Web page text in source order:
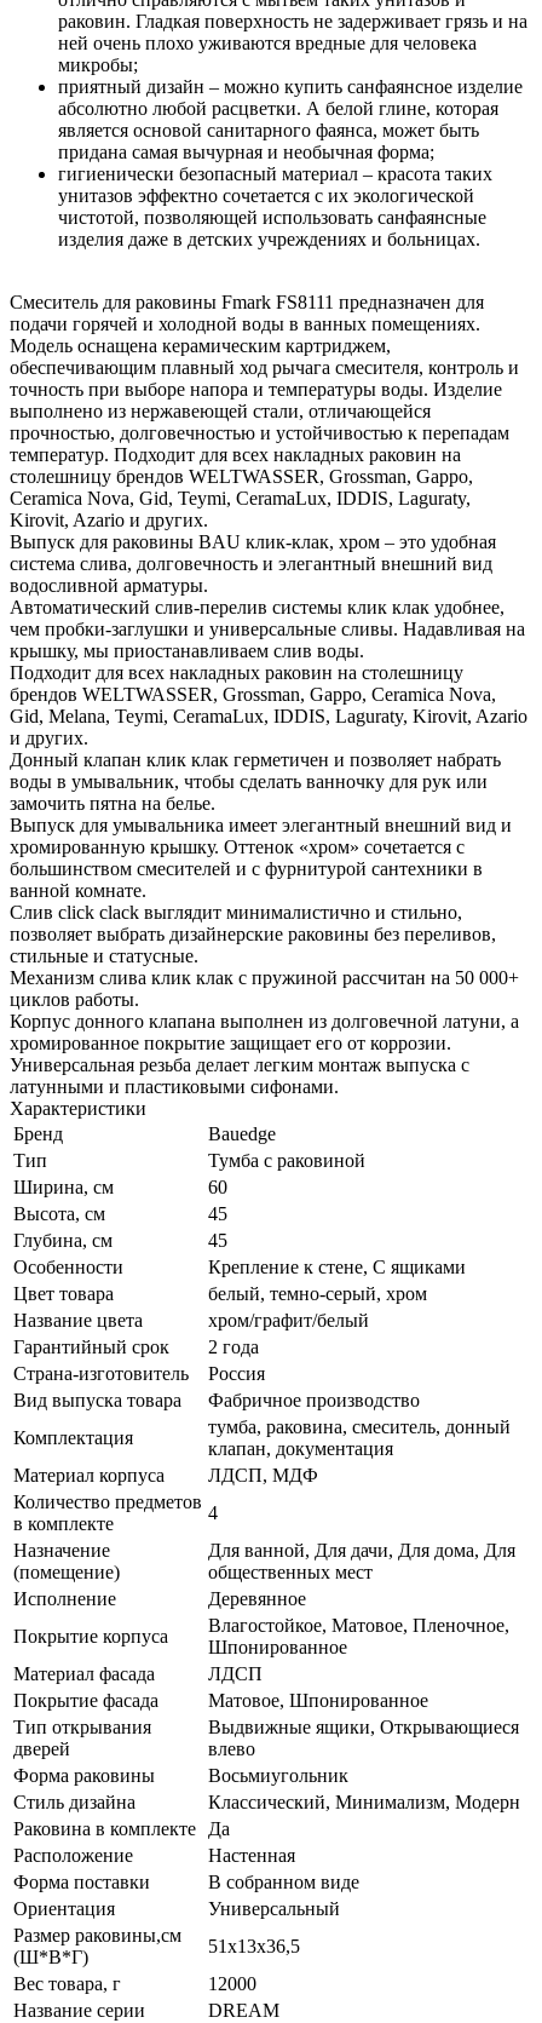
раковин. Гладкая поверхность не задерживает грязь и на
ней очень плохо уживаются вредные для человека
микробы;
приятный дизайн – можно купить санфаянсное изделие
абсолютно любой расцветки. А белой глине, которая
является основой санитарного фаянса, может быть
придана самая вычурная и необычная форма;
гигиенически безопасный материал – красота таких
унитазов эффектно сочетается с их экологической
чистотой, позволяющей использовать санфаянсные
изделия даже в детских учреждениях и больницах.
Смеситель для раковины Fmark FS8111 предназначен для
подачи горячей и холодной воды в ванных помещениях.
Модель оснащена керамическим картриджем,
обеспечивающим плавный ход рычага смесителя, контроль и
точность при выборе напора и температуры воды. Изделие
выполнено из нержавеющей стали, отличающейся
прочностью, долговечностью и устойчивостью к перепадам
температур. Подходит для всех накладных раковин на
столешницу брендов WELTWASSER, Grossman, Gappo,
Ceramica Nova, Gid, Teymi, CeramaLux, IDDIS, Laguraty,
Kirovit, Azario и других.
Выпуск для раковины BAU клик-клак, хром – это удобная
система слива, долговечность и элегантный внешний вид
водосливной арматуры.
Автоматический слив-перелив системы клик клак удобнее,
чем пробки-заглушки и универсальные сливы. Надавливая на
крышку, мы приостанавливаем слив воды.
Подходит для всех накладных раковин на столешницу
брендов WELTWASSER, Grossman, Gappo, Ceramica Nova,
Gid, Melana, Teymi, CeramaLux, IDDIS, Laguraty, Kirovit, Azario
и других.
Донный клапан клик клак герметичен и позволяет набрать
воды в умывальник, чтобы сделать ванночку для рук или
замочить пятна на белье.
Выпуск для умывальника имеет элегантный внешний вид и
хромированную крышку. Оттенок «хром» сочетается с
большинством смесителей и с фурнитурой сантехники в
ванной комнате.
Слив click clack выглядит минималистично и стильно,
позволяет выбрать дизайнерские раковины без переливов,
стильные и статусные.
Механизм слива клик клак с пружиной рассчитан на 50 000+
циклов работы.
Корпус донного клапана выполнен из долговечной латуни, а
хромированное покрытие защищает его от коррозии.
Универсальная резьба делает легким монтаж выпуска с
латунными и пластиковыми сифонами.
Характеристики
Бренд
Bauedge
Тип
Тумба с раковиной
Ширина, см
60
Высота, см
45
Глубина, см
45
Особенности
Крепление к стене, С ящиками
Цвет товара
белый, темно-серый, хром
Название цвета
хром/графит/белый
Гарантийный срок
2 года
Страна-изготовитель
Россия
Вид выпуска товара
Фабричное производство
Комплектация
тумба, раковина, смеситель, донный
клапан, документация
Материал корпуса
ЛДСП, МДФ
Количество предметов
в комплекте
4
Назначение
(помещение)
Для ванной, Для дачи, Для дома, Для
общественных мест
Исполнение
Деревянное
Покрытие корпуса
Влагостойкое, Матовое, Пленочное,
Шпонированное
Материал фасада
ЛДСП
Покрытие фасада
Матовое, Шпонированное
Тип открывания
дверей
Выдвижные ящики, Открывающиеся
влево
Форма раковины
Восьмиугольник
Стиль дизайна
Классический, Минимализм, Модерн
Раковина в комплекте
Да
Расположение
Настенная
Форма поставки
В собранном виде
Ориентация
Универсальный
Размер раковины,см
(Ш*В*Г)
51х13х36,5
Вес товара, г
12000
Название серии
DREAM